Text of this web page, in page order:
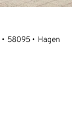
58095 Hagen